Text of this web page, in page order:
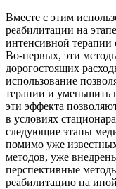
Вместе с этим
реабилитации на
интенсивной
Во-первых, эти
дорогостоящих
использование
терапии и уменьшить
эти эффекта
в условиях
следующие этапы
помимо уже
методов, уже
перспективные
реабилитацию на